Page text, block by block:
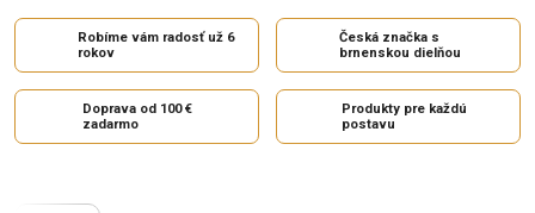
Robíme vám radosť už 6
rokov
Česká značka s
brnenskou dielňou
Doprava od 100 €
zadarmo
Produkty pre každú
postavu